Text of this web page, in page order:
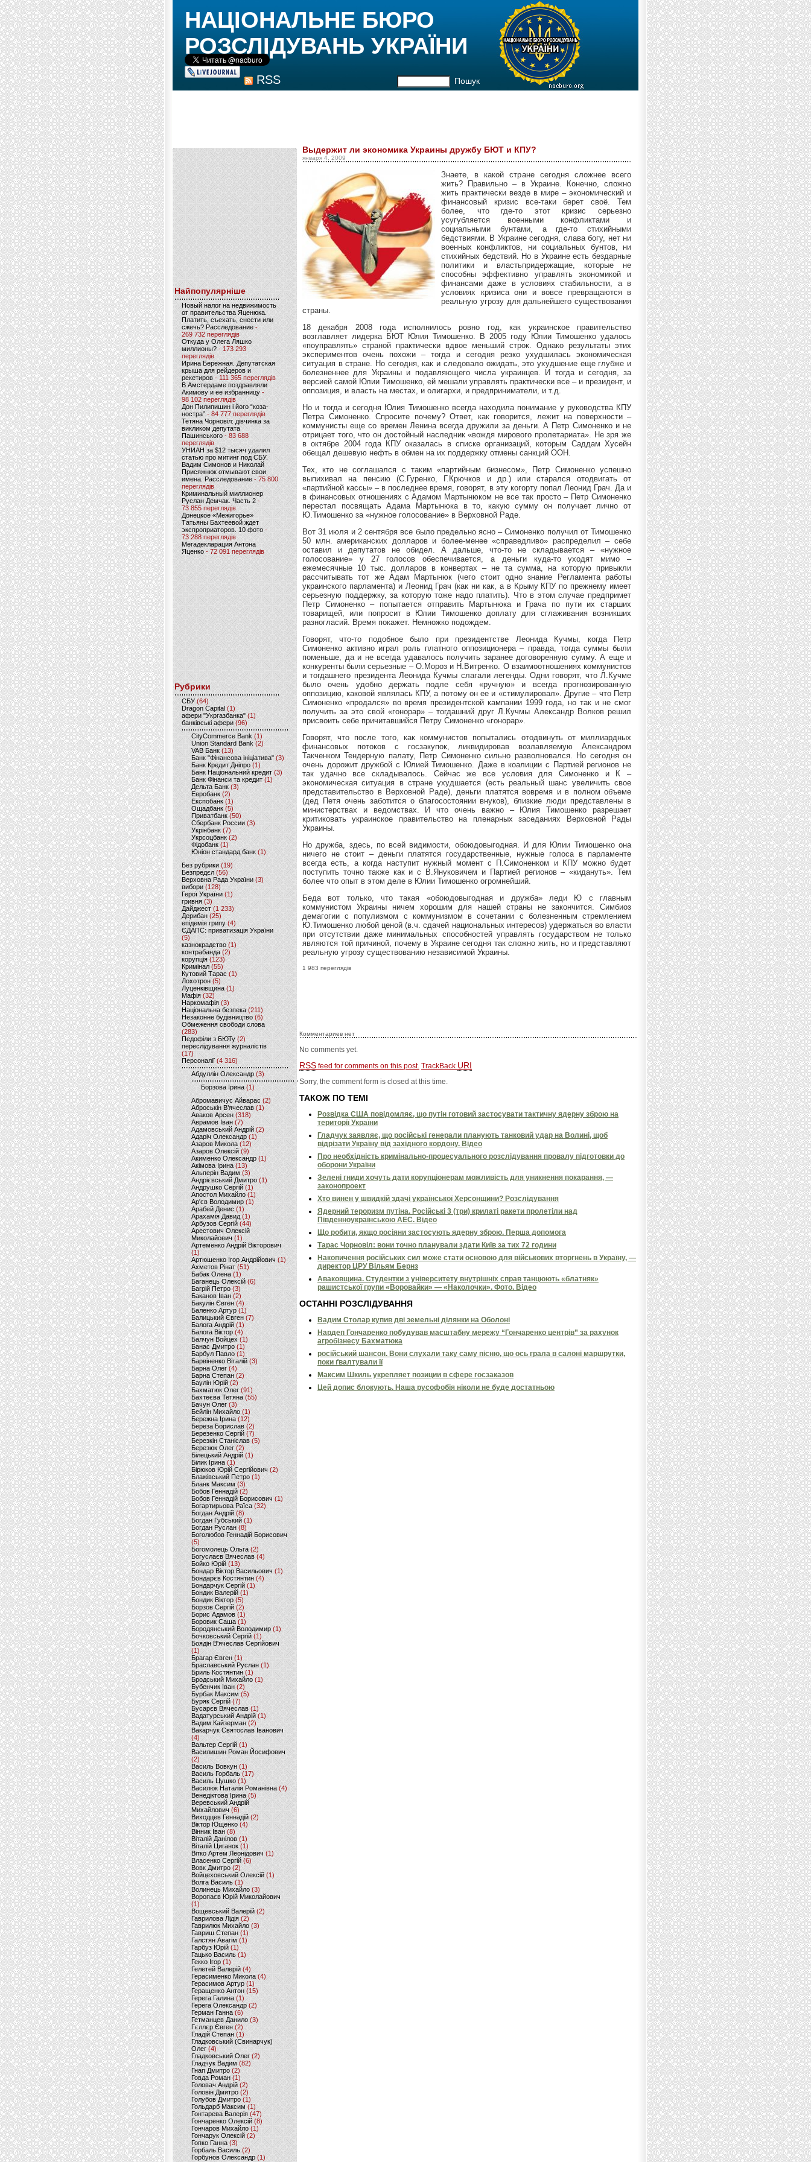
RSS Пошук
НАЦІОНАЛЬНЕ БЮРО
РОЗСЛІДУВАНЬ УКРАЇНИ
Найпопулярніше
Новый налог на недвижимость
от правительства Яценюка.
Платить, съехать, снести или
сжечь? Расследование-
269 732 переглядів
Откуда у Олега Ляшко
миллионы? - 173 293
переглядів
Ирина Бережная. Депутатская
крыша для рейдеров и
рекетиров - 111 365 переглядів
В Амстердаме поздравляли
Акимову и ее избранницу -
98 102 переглядів
Дон Пилипишин і його “коза-
ностра” - 84 777 переглядів
Тетяна Чорновіл: дівчинка за
викликом депутата
Пашинського- 83 688
переглядів
УНИАН за $12 тысяч удалил
статью про митинг под СБУ.
Вадим Симонов и Николай
Присяжнюк отмывают свои
имена. Расследование - 75 800
переглядів
Криминальный миллионер
Руслан Демчак. Часть 2-
73 855 переглядів
Донецкое «Межигорье»
Татьяны Бахтеевой ждет
экспроприаторов. 10 фото -
73 288 переглядів
Мегадекларация Антона
Яценко - 72 091 переглядів
Рубрики
CБУ (64)
Dragon Capital (1)
афери "Укргазбанка" (1)
банківські афери (96)
CityCommerce Bank (1)
Union Standard Bank (2)
VAB Банк (13)
Банк "Фінансова ініціатива" (3)
Банк Кредит Дніпро (1)
Банк Національний кредит (3)
Банк Фінанси та кредит (1)
Дельта Банк (3)
Евробанк(2)
Експобанк (1)
Ощадбанк(5)
Приватбанк (50)
Сбербанк России (3)
Укрінбанк(7)
Укрсоцбанк (2)
Фідобанк (1)
Юніон стандард банк(1)
Без рубрики (19)
Безпредєл(56)
Верховна Рада України (3)
вибори(128)
Герої України(1)
гривня (3)
Дайджест (1 233)
Дерибан (25)
епідемія грипу (4)
ЄДАПС: приватизація України
(5)
казнокрадство (1)
контрабанда (2)
корупція (123)
Кримінал (55)
Кутовий Тарас (1)
Лохотрон(5)
Луценківщина (1)
Мафія (32)
Наркомафія (3)
Національна безпека (211)
Незаконне будівництво(6)
Обмеження свободи слова
(283)
Педофіли з БЮТу (2)
переслідування журналістів
(17)
Персоналії (4 316)
Абдуллін Олександр (3)
Борзова Ірина(1)
Абромавичус Айварас (2)
Аброськін В’ячеслав(1)
Аваков Арсен (318)
Аврамов Іван (7)
Адамовський Андрій(2)
Адаріч Олександр (1)
Азаров Микола (12)
Азаров Олексій (9)
Акименко Олександр(1)
Акімова Ірина(13)
Альперін Вадим (3)
Андрієвський Дмитро(1)
Андрушко Сергій(1)
Апостол Михайло(1)
Ар'єв Володимир (1)
Арабей Денис(1)
Арахамія Давид (1)
Арбузов Сергій (44)
Арестович Олексій
Миколайович(1)
Артеменко Андрій Вікторович
(1)
Артюшенко Ігор Андрійович(1)
Ахметов Рінат(51)
Бабак Олена(1)
Баганець Олексій(6)
Багрій Петро (3)
Баканов Іван(2)
Бакулін Євген (4)
Баленко Артур(1)
Балицький Євген(7)
Балога Андрій (1)
Балога Віктор (4)
Балчун Войцех (1)
Банас Дмитро (1)
Барбул Павло(1)
Барвіненко Віталій(3)
Барна Олег (4)
Барна Степан (2)
Баулін Юрій (2)
Бахматюк Олег (91)
Бахтеєва Тетяна(55)
Бачун Олег (3)
Бейлін Михайло (1)
Бережна Ірина(12)
Береза Борислав(2)
Березенко Сергій (7)
Березкін Станіслав (5)
Березюк Олег(2)
Білецький Андрій (1)
Білик Ірина (1)
Бірюков Юрій Сергійович (2)
Блажівський Петро (1)
Бланк Максим(3)
Бобов Геннадій (2)
Бобов Геннадій Борисович (1)
Богартирьова Раїса (32)
Богдан Андрій(8)
Богдан Губський (1)
Богдан Руслан(8)
Боголюбов Геннадій Борисович
(5)
Богомолець Ольга (2)
Богуслаєв Вячеслав (4)
Бойко Юрій (13)
Бондар Віктор Васильович (1)
Бондарєв Костянтин (4)
Бондарчук Сергій(1)
Бондик Валерій (1)
Бондик Віктор(5)
Борзов Сергiй (2)
Борис Адамов(1)
Боровик Саша (1)
Бородянський Володимир (1)
Бочковський Сергій (1)
Боядін В'ячеслав Сергійович
(1)
Брагар Євген (1)
Браславський Руслан (1)
Бриль Костянтин (1)
Бродський Михайло (1)
Бубенчик Іван(2)
Бурбак Максим (5)
Буряк Сергій (7)
Бусарєв Вячеслав (1)
Вадатурський Андрій (1)
Вадим Кайзерман (2)
Вакарчук Святослав Іванович
(4)
Вальтер Сергій (1)
Василишин Роман Йосифович
(2)
Василь Вовкун (1)
Василь Горбаль (17)
Василь Цушко (1)
Василюк Наталія Романівна (4)
Венедіктова Ірина(5)
Веревський Андрій
Михайлович (6)
Виходцев Геннадій (2)
Віктор Ющенко (4)
Вінник Іван (8)
Віталій Данілов (1)
Віталій Циганок (1)
Вітко Артем Леонідович(1)
Власенко Сергій (6)
Вовк Дмитро(2)
Войцеховський Олексій(1)
Волга Василь (1)
Волинець Михайло (3)
Воропаєв Юрій Миколайович
(1)
Вощевський Валерій(2)
Гаврилова Лідія (2)
Гаврилюк Михайло (3)
Гавриш Степан (1)
Галстян Авагім (1)
Гарбуз Юрій (1)
Гацько Василь (1)
Гекко Ігор(1)
Гелетей Валерій (4)
Герасименко Микола (4)
Герасимов Артур (1)
Геращенко Антон(15)
Герега Галина (1)
Герега Олександр (2)
Герман Ганна (6)
Гетманцев Данило (3)
Гєллєр Євген (2)
Гладій Степан(1)
Гладковський (Свинарчук)
Олег (4)
Гладковський Олег (2)
Гладчук Вадим (82)
Гнап Дмитро (2)
Говда Роман(1)
Головач Андрій (2)
Головін Дмитро (2)
Голубов Дмитро (1)
Гольдарб Максим(1)
Гонтарева Валерія (47)
Гончаренко Олексій(8)
Гончаров Михайло (1)
Гончарук Олексій (2)
Гопко Ганна (3)
Горбаль Василь (2)
Горбунов Олександр (1)
Выдержит ли экономика Украины дружбу БЮТ и КПУ?
января 4, 2009
Знаете, в какой стране сегодня сложнее всего
жить? Правильно – в Украине. Конечно, сложно
жить практически везде в мире – экономический и
финансовый кризис все-таки берет своё. Тем
более, что где-то этот кризис серьезно
усугубляется военными конфликтами и
социальными бунтами, а где-то стихийными
бедствиями. В Украине сегодня, слава богу, нет ни
военных конфликтов, ни социальных бунтов, ни
стихийных бедствий. Но в Украине есть бездарные
политики и властьпридержащие, которые не
способны эффективно управлять экономикой и
финансами даже в условиях стабильности, а в
условиях кризиса они и вовсе превращаются в
реальную угрозу для дальнейшего существования
страны.
18 декабря 2008 года исполнилось ровно год, как украинское правительство
возглавляет лидерка БЮТ Юлия Тимошенко. В 2005 году Юлии Тимошенко удалось
«поуправлять» страной практически вдвое меньший строк. Однако результаты этих
экспериментов очень похожи – тогда и сегодня резко ухудшилась экономическая
ситуация в стране. Но сегодня, как и следовало ожидать, это ухудшение еще глубже и
болезненнее для Украины и подавляющего числа украинцев. И тогда и сегодня, за
версией самой Юлии Тимошенко, ей мешали управлять практически все – и президент, и
оппозиция, и власть на местах, и олигархи, и предприниматели, и т.д.
Но и тогда и сегодня Юлия Тимошенко всегда находила понимание у руководства КПУ
Петра Симоненко. Спросите почему? Ответ, как говорится, лежит на поверхности –
коммунисты еще со времен Ленина всегда дружили за деньги. А Петр Симоненко и не
отрицает того, что он достойный наследник «вождя мирового пролетариата». Не зря же
в октябре 2004 года КПУ оказалась в списке организаций, которым Саддам Хусейн
обещал дешевую нефть в обмен на их поддержку отмены санкций ООН.
Тех, кто не соглашался с таким «партийным бизнесом», Петр Симоненко успешно
выпихивал на пенсию (С.Гуренко, Г.Крючков и др.) или старался отодвигать от
«партийной кассы» – в последнее время, говорят, в эту когорту попал Леонид Грач. Да и
в финансовых отношениях с Адамом Мартынюком не все так просто – Петр Симоненко
перестал посвящать Адама Мартынюка в то, какую сумму он получает лично от
Ю.Тимошенко за «нужное голосование» в Верховной Раде.
Вот 31 июля и 2 сентября все было предельно ясно – Симоненко получил от Тимошенко
50 млн. американских долларов и более-менее «справедливо» распределил – себе
оставил и депутатов не обидел. А дальше, что-то не складывается – «нужное
голосование» у 27 голосов обеспечивается, а деньги куда-то уходят мимо –
ежемесячные 10 тыс. долларов в конвертах – не та сумма, на которую привыкли
рассчитывать тот же Адам Мартынюк (чего стоит одно знание Регламента работы
украинского парламента) и Леонид Грач (как ни как, а в Крыму КПУ по прежнему имеет
серьезную поддержку, за которую тоже надо платить). Что в этом случае предпримет
Петр Симоненко – попытается отправить Мартынюка и Грача по пути их старших
товарищей, или попросит в Юлии Тимошенко доплату для сглаживания возникших
разногласий. Время покажет. Немножко подождем.
Говорят, что-то подобное было при президентстве Леонида Кучмы, когда Петр
Симоненко активно играл роль платного оппозиционера – правда, тогда суммы были
поменьше, да и не всегда удавалось получить заранее договоренную сумму. А еще и
конкуренты были серьезные – О.Мороз и Н.Витренко. О взаимоотношениях коммунистов
и тогдашнего президента Леонида Кучмы слагали легенды. Одни говорят, что Л.Кучме
было очень удобно держать подле себя «ручную» и всегда прогнозированную
оппозицию, каковой являлась КПУ, а потому он ее и «стимулировал». Другие – что Петр
Симоненко «продался» во время президентской кампании 1999 года, но так и не смог
получить за это свой «гонорар» – тогдашний друг Л.Кучмы Александр Волков решил
присвоить себе причитавшийся Петру Симоненко «гонорар».
Говорят, что после того, как коммунистов попытались отодвинуть от миллиардных
финансовых потоков с госзакупок, ликвидировав возлавляемую Александром
Такченком Тендерную палату, Петр Симоненко сильно разволновался. Но сегодня он
очень дорожит дружбой с Юлией Тимошенко. Даже в коалиции с Партией регионов не
так удачно все складывалось. Сейчас же все условия для Симоненко и К –
экономическая ситуация в стране ухудшается (есть реальный шанс увеличить свое
представительство в Верховной Раде), деньги платятся вовремя и в полном объеме
(дед Петя очень заботится о благосостоянии внуков), близкие люди представлены в
министерствах и ведомствах. И что очень важно – Юлия Тимошенко разрешает
критиковать украинское правительство на пленарных заседаниях Верховной Рады
Украины.
Но дружба, здесь, по всей видимости, обоюдовыгодная. И для Юлии Тимошенко она
ничего не стоит – деньги платятся государственные, нужные голоса в парламенте
всегда есть, а когда наступит нужный момент с П.Симоненком и КПУ можно будет
поступить точно также как и с В.Януковичем и Партией регионов – «кидануть». Тем
более что опыт в этом деле в Юлии Тимошенко огромнейший.
Беда вот только, что такая «обоюдовыгодная и дружба» леди Ю с главным
коммунистом Украины ничем хорошим для нашей страны не закончится. Симбиоз
демагогии с популизмом с коммунизмом в сочетании с болезненным стремлением
Ю.Тимошенко любой ценой (в.ч. сдачей национальных интересов) удержаться во власти
при отсутствии даже минимальных способностей управлять государством не только
являются той причиной, почему в Украине сегодня так сложно жить, но и представляют
реальную угрозу существованию независимой Украины.
1 983 переглядів
Комментариев нет
No comments yet.
RSS feed for comments on this post. TrackBack URI
Sorry, the comment form is closed at this time.
ТАКОЖ ПО ТЕМІ
Розвідка США повідомляє, що путін готовий застосувати тактичну ядерну зброю на
території України
Гладчук заявляє, що російські генерали планують танковий удар на Волині, щоб
відрізати Україну від західного кордону. Відео
Про необхідність кримінально-процесуального розслідування провалу підготовки до
оборони України
Зелені гниди хочуть дати корупціонерам можливість для уникнення покарання, —
законопроект
Хто винен у швидкій здачі української Херсонщини? Розслідування
Ядерний тероризм путіна. Російські 3 (три) крилаті ракети пролетіли над
Південноукраїнською АЕС. Відео
Що робити, якщо росіяни застосують ядерну зброю. Перша допомога
Тарас Чорновіл: вони точно планували здати Київ за тих 72 години
Накопичення російських сил може стати основою для військових вторгнень в Україну, —
директор ЦРУ Вільям Бернз
Аваковщина. Студентки з університету внутрішніх справ танцюють «блатняк»
рашистської групи «Воровайки» — «Наколочки». Фото. Відео
ОСТАННІ РОЗСЛІДУВАННЯ
Вадим Столар купив дві земельні ділянки на Оболоні
Нардеп Гончаренко побудував масштабну мережу “Гончаренко центрів” за рахунок
агробізнесу Бахматюка
російський шансон. Вони слухали таку саму пісню, що ось грала в салоні маршрутки,
поки ґвалтували її
Максим Шкиль укрепляет позиции в сфере госзаказов
Цей допис блокують. Наша русофобія ніколи не буде достатньою